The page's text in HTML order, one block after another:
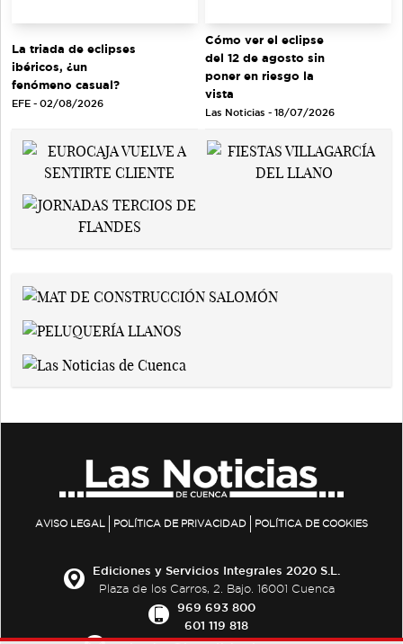
La triada de eclipses
ibéricos, ¿un
fenómeno casual?
EFE - 02/08/2026
Cómo ver el eclipse
del 12 de agosto sin
poner en riesgo la
vista
Las Noticias - 18/07/2026
AVISO LEGAL POLÍTICA DE PRIVACIDAD POLÍTICA DE COOKIES
Ediciones y Servicios Integrales 2020 S.L.
Plaza de los Carros, 2. Bajo. 16001 Cuenca
969 693 800
601 119 818